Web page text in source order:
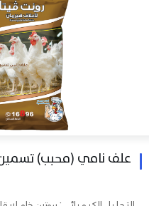
علف بادي نامي تسمين 19% هيرمان